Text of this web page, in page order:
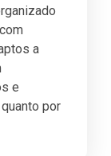
a
e
por